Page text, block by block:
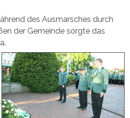
des Ausmarsches durch
der Gemeinde sorgte das